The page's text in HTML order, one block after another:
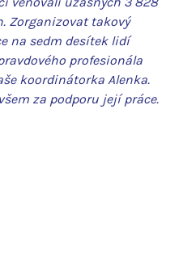
Zorganizovat takový
na sedm desítek lidí
profesionála
koordinátorka Alenka.
za podporu její práce.